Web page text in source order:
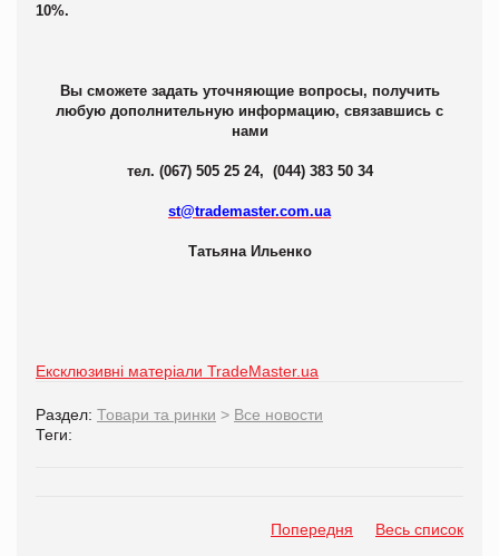
10%.
Вы сможете задать уточняющие вопросы, получить
любую дополнительную информацию, связавшись с
нами
тел. (067) 505 25 24, (044) 383 50 34
st@trademaster.com.ua
Татьяна Ильенко
Ексклюзивні матеріали TradeMaster.ua
Раздел: Товари та ринки > Все новости
Теги:
Попередня Весь список